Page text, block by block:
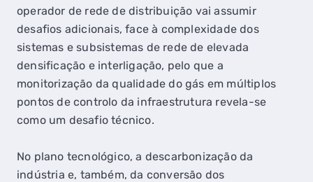
operador de rede de distribuição vai assumir
desafios adicionais, face à complexidade dos
sistemas e subsistemas de rede de elevada
densificação e interligação, pelo que a
monitorização da qualidade do gás em múltiplos
pontos de controlo da infraestrutura revela-se
como um desafio técnico.
No plano tecnológico, a descarbonização da
indústria e, também, da conversão dos